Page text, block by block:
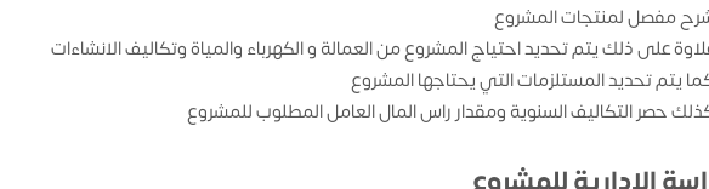
مفصل لمنتجات المشروع
على ذلك يتم تحديد احتياج المشروع من العمالة و الكهرباء والمياة وتكاليف الانشاءات
يتم تحديد المستلزمات التي يحتاجها المشروع
حصر التكاليف السنوية ومقدار راس المال العامل المطلوب للمشروع